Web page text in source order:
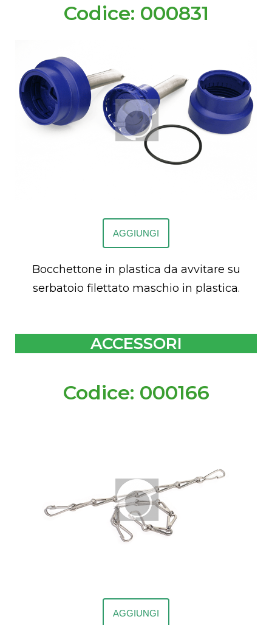
Codice: 000831
AGGIUNGI
Bocchettone in plastica da avvitare su
serbatoio filettato maschio in plastica.
ACCESSORI
Codice: 000166
AGGIUNGI